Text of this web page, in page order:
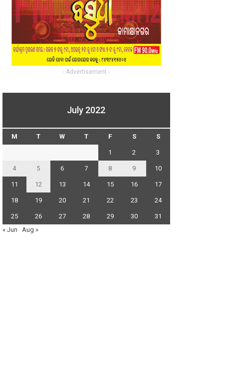
- Advertisement -
July 2022
M T W T F S S
1 2 3
4 5 6 7 8 9 10
11 12 13 14 15 16 17
18 19 20 21 22 23 24
25 26 27 28 29 30
31
« Jun
Aug »